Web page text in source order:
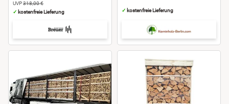
UVP318,00 €
✓ kostenfreie Lieferung ✓ kostenfreie Lieferung